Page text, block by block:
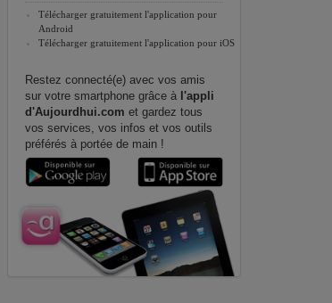
Télécharger gratuitement l'application pour
Android
Télécharger gratuitement l'application pour iOS
Restez connecté(e) avec vos amis
sur votre smartphone grâce à l'appli
d'Aujourdhui.com et gardez tous
vos services, vos infos et vos outils
préférés à portée de main !